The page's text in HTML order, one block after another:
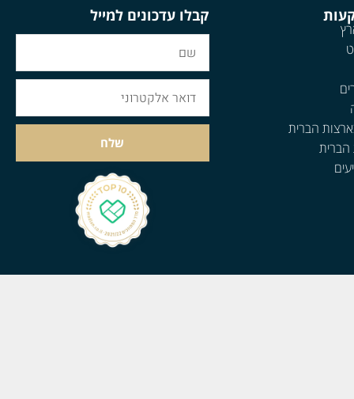
הברית
הברית
קבלו עדכונים למייל
שלח